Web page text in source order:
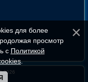
2026
для более
просмотр
с Политикой
.